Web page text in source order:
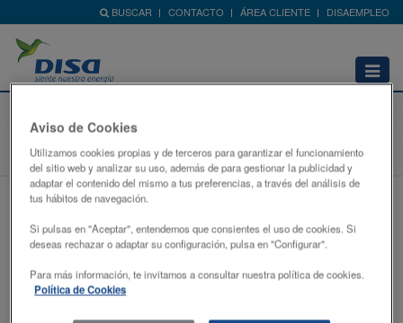
BUSCAR CONTACTO ÁREA CLIENTE DISAEMPLEO
Abrir
menú
Home Logística
Infraestructuras de Almacenamiento
Servicios Logísticos de Aviación
Transporte Terrestre
Aviso de Cookies
Utilizamos cookies propias y de terceros para garantizar el funcionamiento
del sitio web y analizar su uso, además de para gestionar la publicidad y
adaptar el contenido del mismo a tus preferencias, a través del análisis de
tus hábitos de navegación.
Si pulsas en "Aceptar", entendemos que consientes el uso de cookies. Si
deseas rechazar o adaptar su configuración, pulsa en "Configurar".
Para más información, te invitamos a consultar nuestra política de cookies.
Política de Cookies